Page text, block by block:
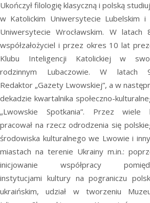
Ukończył filologię klasyczną i polską
w Katolickim Uniwersytecie Lubelskim i
Uniwersytecie Wrocławskim. W latach
współzałożyciel i przez okres 10 lat
Klubu Inteligencji Katolickiej w
rodzinnym Lubaczowie. W latach
Redaktor „Gazety Lwowskiej”, a w
dekadzie kwartalnika społeczno-
„Lwowskie Spotkania”. Przez wiele
pracował na rzecz odrodzenia się
środowiska kulturalnego we Lwowie i
miastach na terenie Ukrainy m.in.:
inicjowanie współpracy
instytucjami kultury na pograniczu
ukraińskim, udział w tworzeniu